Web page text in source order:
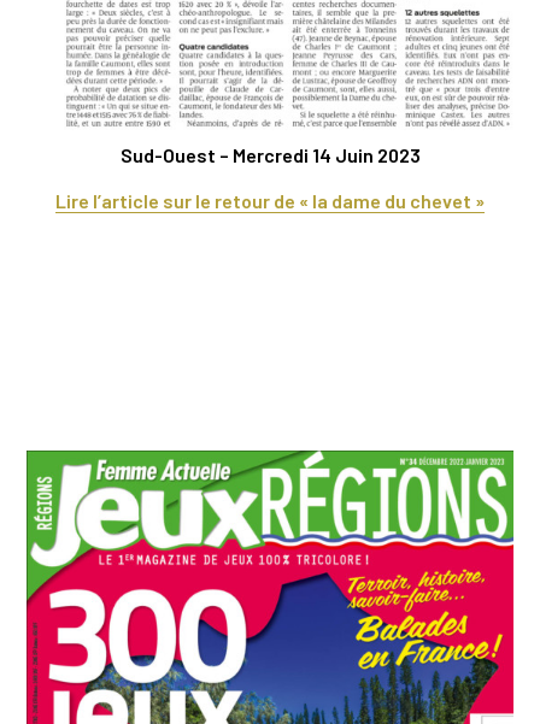
Sud-Ouest – Mercredi 14 Juin 2023
Lire l’article sur le retour de « la dame du chevet »